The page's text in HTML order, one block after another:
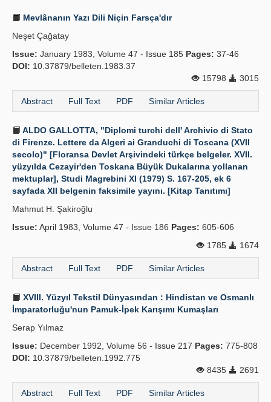
Mevlânanın Yazı Dili Niçin Farsça'dır
Neşet Çağatay
Issue: January 1983, Volume 47 - Issue 185 Pages: 37-46
DOI: 10.37879/belleten.1983.37
15798
3015
Abstract Full Text PDF Similar Articles
ALDO GALLOTTA, "Diplomi turchi dell' Archivio di Stato
di Firenze. Lettere da Algeri ai Granduchi di Toscana (XVII
secolo)" [Floransa Devlet Arşivindeki türkçe belgeler. XVII.
yüzyılda Cezayir'den Toskana Büyük Dukalarına yollanan
mektuplar], Studi Magrebini XI (1979) S. 167-205, ek 6
sayfada XII belgenin faksimile yayını. [Kitap Tanıtımı]
Mahmut H. Şakiroğlu
Issue: April 1983, Volume 47 - Issue 186 Pages: 605-606
1785
1674
Abstract Full Text PDF Similar Articles
XVIII. Yüzyıl Tekstil Dünyasından : Hindistan ve Osmanlı
İmparatorluğu'nun Pamuk-İpek Karışımı Kumaşları
Serap Yılmaz
Issue: December 1992, Volume 56 - Issue 217 Pages: 775-808
DOI: 10.37879/belleten.1992.775
8435
2691
Abstract Full Text PDF Similar Articles